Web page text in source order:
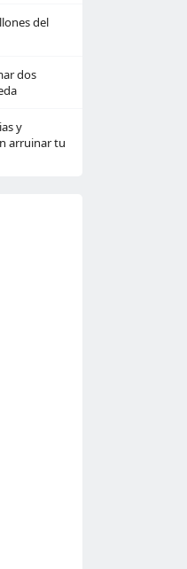
del
dos
y
arruinar tu